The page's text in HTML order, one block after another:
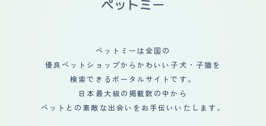
ペットミーは全国の
優良ペットショップからかわいい子犬・子猫を
検索できるポータルサイトです。
日本最大級の掲載数の中から
ペットとの素敵な出会いをお手伝いいたします。